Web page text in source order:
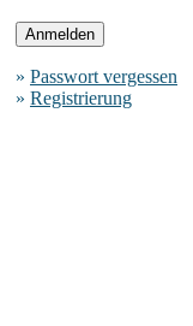
» Passwort vergessen
» Registrierung